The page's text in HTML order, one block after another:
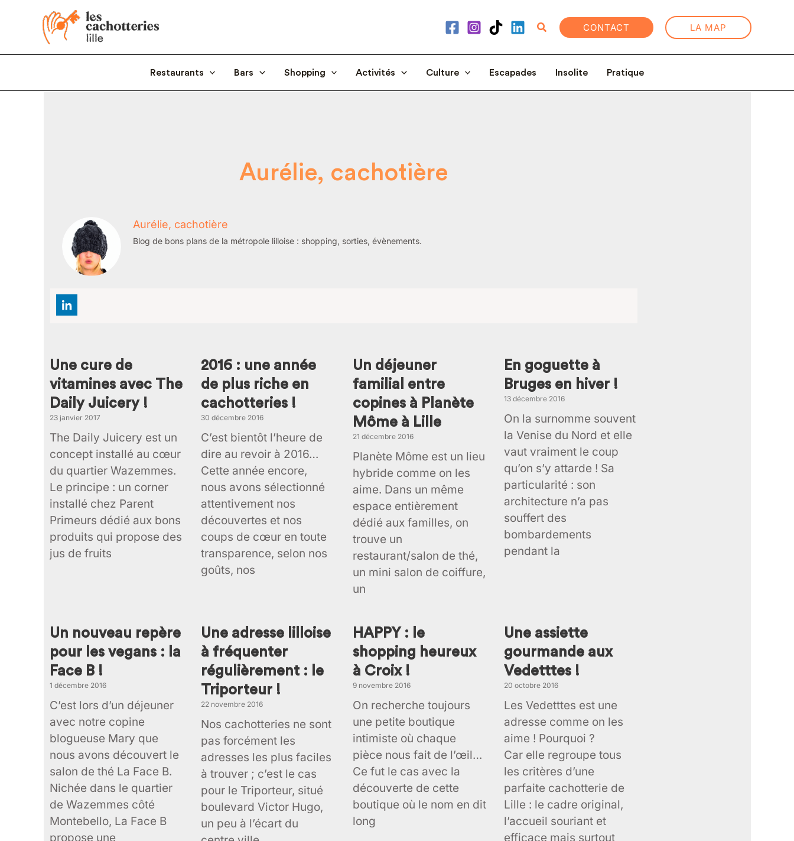
RechercherCONTACT LA MAP
Restaurants Bars Shopping Activités Culture Escapades Insolite Pratique
Aurélie, cachotière
Aurélie, cachotière
Blog de bons plans de la métropole lilloise : shopping, sorties, évènements.
Une cure de
vitamines avec The
Daily Juicery !
23 janvier 2017
The Daily Juicery est un
concept installé au cœur
du quartier Wazemmes.
Le principe : un corner
installé chez Parent
Primeurs dédié aux bons
produits qui propose des
jus de fruits
2016 : une année
de plus riche en
cachotteries !
30 décembre 2016
C’est bientôt l’heure de
dire au revoir à 2016…
Cette année encore,
nous avons sélectionné
attentivement nos
découvertes et nos
coups de cœur en toute
transparence, selon nos
goûts, nos
Un déjeuner
familial entre
copines à Planète
Môme à Lille
21 décembre 2016
Planète Môme est un lieu
hybride comme on les
aime. Dans un même
espace entièrement
dédié aux familles, on
trouve un
restaurant/salon de thé,
un mini salon de coiffure,
un
En goguette à
Bruges en hiver !
13 décembre 2016
On la surnomme souvent
la Venise du Nord et elle
vaut vraiment le coup
qu’on s’y attarde ! Sa
particularité : son
architecture n’a pas
souffert des
bombardements
pendant la
Un nouveau repère
pour les vegans : la
Face B !
1 décembre 2016
C’est lors d’un déjeuner
avec notre copine
blogueuse Mary que
nous avons découvert le
salon de thé La Face B.
Nichée dans le quartier
de Wazemmes côté
Montebello, La Face B
propose une
Une adresse lilloise
à fréquenter
régulièrement : le
Triporteur !
22 novembre 2016
Nos cachotteries ne sont
pas forcément les
adresses les plus faciles
à trouver ; c’est le cas
pour le Triporteur, situé
boulevard Victor Hugo,
un peu à l’écart du
HAPPY : le
shopping heureux
à Croix !
9 novembre 2016
On recherche toujours
une petite boutique
intimiste où chaque
pièce nous fait de l’œil…
Ce fut le cas avec la
découverte de cette
boutique où le nom en dit
long
Une assiette
gourmande aux
Vedetttes !
20 octobre 2016
Les Vedetttes est une
adresse comme on les
aime ! Pourquoi ?
Car elle regroupe tous
les critères d’une
parfaite cachotterie de
Lille : le cadre original,
l’accueil souriant et
efficace mais surtout